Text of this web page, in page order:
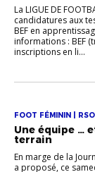
La LIGUE DE
candidatures aux
BEF en
informations : BEF
inscriptions en li...
FOOT FÉMININ | RSO
Une équipe …
terrain
En marge de la
a proposé, ce